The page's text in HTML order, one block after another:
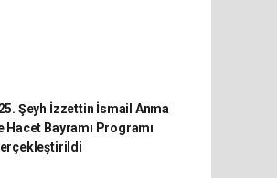
Şeyh İzzettin İsmail Anma
Hacet Bayramı Programı